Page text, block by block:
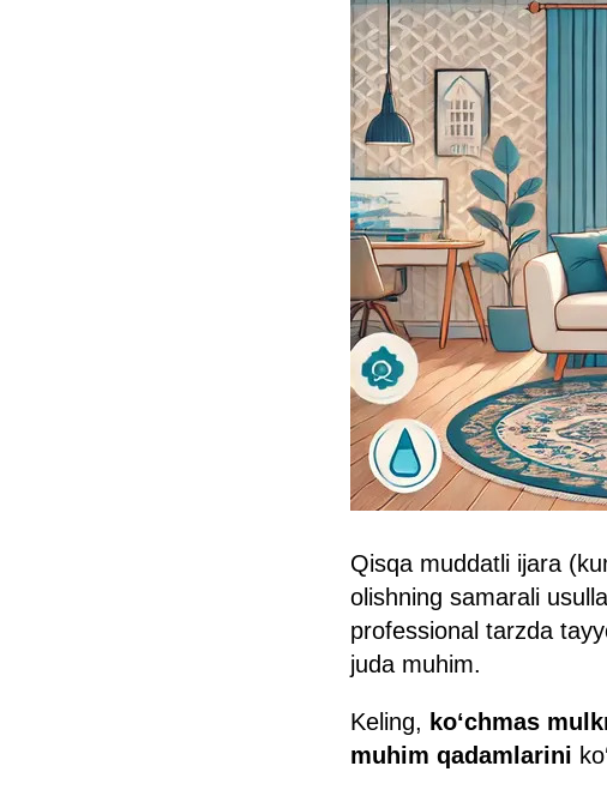
Qisqa muddatli ijara
olishning samarali
professional tarzda
juda muhim.
Keling, ko‘chmas
muhim qadamlarini